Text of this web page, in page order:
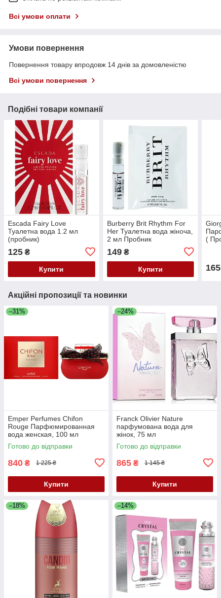
Всі умови оплати
Умови повернення
Повернення товару впродовж 14 днів за домовленістю
Всі умови повернення
Подібні товари компанії
Escada Fairy Love
Туалетна вода 1.2 мл
(пробник)
125 ₴
Купити
Burberry Brit Rhythm For
Her Туалетна вода жіноча,
2 мл Пробник
149₴
Купити
(
165
Акційні пропозиції та новинки
–31%
Emper Perfumes Chifon
Rouge Парфюмированная
вода женская, 100 мл
Готово до відправки
840 ₴ 1 225 ₴
Купити
–24%
Franck Olivier Nature
парфумована вода для
жінок, 75 мл
Готово до відправки
865 ₴ 1 145 ₴
Купити
–18% –14%